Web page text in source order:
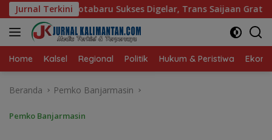
Langsung
ke
konten
Jurnal Terkini
Digelar, Trans Saijaan Gratis Mulai Beroperasi
Home Kalsel Regional Politik Hukum & Peristiwa
Beranda Pemko Banjarmasin
Pemko Banjarmasin